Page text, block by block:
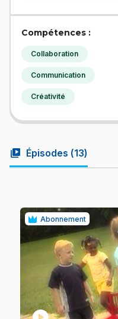
Compétences :
Collaboration
Communication
Créativité
video_library Épisodes (13)
Abonnement